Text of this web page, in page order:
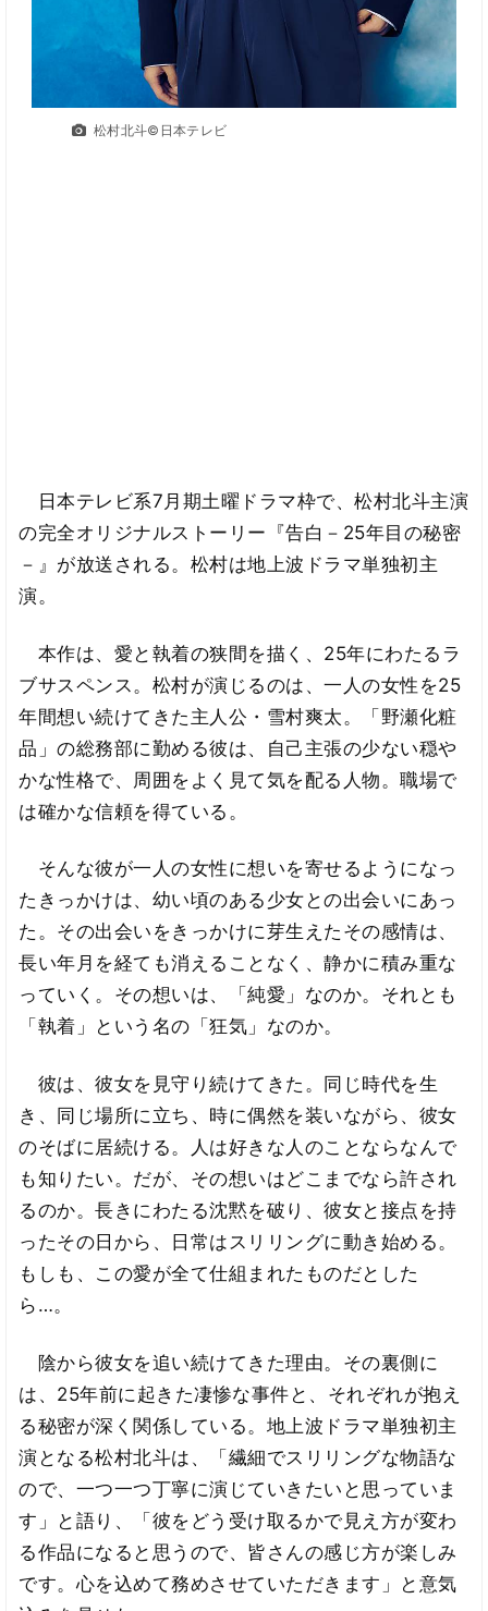
松村北斗©日本テレビ
日本テレビ系7月期土曜ドラマ枠で、松村北斗主演
の完全オリジナルストーリー『告白－25年目の秘密
－』が放送される。松村は地上波ドラマ単独初主
演。
本作は、愛と執着の狭間を描く、25年にわたるラ
ブサスペンス。松村が演じるのは、一人の女性を25
年間想い続けてきた主人公・雪村爽太。「野瀬化粧
品」の総務部に勤める彼は、自己主張の少ない穏や
かな性格で、周囲をよく見て気を配る人物。職場で
は確かな信頼を得ている。
そんな彼が一人の女性に想いを寄せるようになっ
たきっかけは、幼い頃のある少女との出会いにあっ
た。その出会いをきっかけに芽生えたその感情は、
長い年月を経ても消えることなく、静かに積み重な
っていく。その想いは、「純愛」なのか。それとも
「執着」という名の「狂気」なのか。
彼は、彼女を見守り続けてきた。同じ時代を生
き、同じ場所に立ち、時に偶然を装いながら、彼女
のそばに居続ける。人は好きな人のことならなんで
も知りたい。だが、その想いはどこまでなら許され
るのか。長きにわたる沈黙を破り、彼女と接点を持
ったその日から、日常はスリリングに動き始める。
もしも、この愛が全て仕組まれたものだとした
ら…。
陰から彼女を追い続けてきた理由。その裏側に
は、25年前に起きた凄惨な事件と、それぞれが抱え
る秘密が深く関係している。地上波ドラマ単独初主
演となる松村北斗は、「繊細でスリリングな物語な
ので、一つ一つ丁寧に演じていきたいと思っていま
す」と語り、「彼をどう受け取るかで見え方が変わ
る作品になると思うので、皆さんの感じ方が楽しみ
です。心を込めて務めさせていただきます」と意気